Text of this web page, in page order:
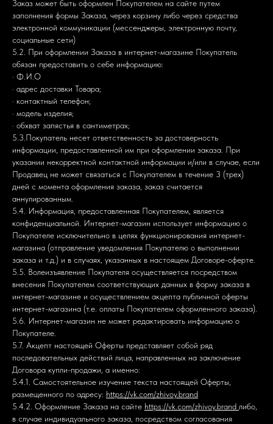
Заказ может быть оформлен Покупателем на сайте путем
заполнения формы Заказа, через корзину либо через средства
электронной коммуникации (мессенджеры, электронную почту,
социальные сети)
5.2. При оформлении Заказа в интернет-магазине Покупатель
обязан предоставить о себе информацию:
· Ф.И.О
· адрес доставки Товара;
· контактный телефон;
· модель изделия;
· обхват запястья в сантиметрах;
5.3.Покупатель несет ответственность за достоверность
информации, предоставленной им при оформлении заказа. При
указании некорректной контактной информации и/или в случае, если
Продавец не может связаться с Покупателем в течение 3 (трех)
дней с момента оформления заказа, заказ считается
аннулированным.
5.4. Информация, предоставленная Покупателем, является
конфиденциальной. Интернет-магазин использует информацию о
Покупателе исключительно в целях функционирования интернет-
магазина (отправление уведомления Покупателю о выполнении
заказа и т.д.) и в случаях, указанных в настоящем Договоре-оферте.
5.5. Волеизъявление Покупателя осуществляется посредством
внесения Покупателем соответствующих данных в форму заказа в
интернет-магазине и осуществлением акцепта публичной оферты
интернет-магазина (т.е. оплаты Покупателем оформленного заказа).
5.6. Интернет-магазин не может редактировать информацию о
Покупателе.
5.7. Акцепт настоящей Оферты представляет собой ряд
последовательных действий лица, направленных на заключение
Договора купли-продажи, а именно:
5.4.1. Самостоятельное изучение текста настоящей Оферты,
размещенного по адресу: https://vk.com/zhivoy.brand
5.4.2. Оформление Заказа на сайте https://vk.com/zhivoy.brand либо,
в случае индивидуального заказа, посредством согласования